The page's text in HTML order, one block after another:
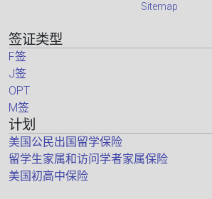
Sitemap
签证类型
F签
J签
OPT
M签
计划
美国公民出国留学保险
留学生家属和访问学者家属保险
美国初高中保险